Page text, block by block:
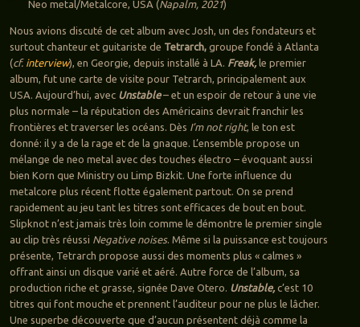
Neo metal/Metalcore, USA (Napalm, 2021)
Nous avions discuté de cet album avec Josh, un des fondateurs et
surtout chanteur et guitariste de Tetrarch,groupe fondé à Atlanta
(cf. interview), en Georgie, depuis installé à LA. Freak,le premier
album, fut une carte de visite pour Tetrarch, principalement aux
USA. Aujourd’hui, avec Unstable– et un espoir de retour à une vie
plus normale – la réputation des Américains devrait franchir les
frontières et traverser les océans. Dès I’m not right, le ton est
donné: il y a de la rage et de la gnaque. L’ensemble propose un
mélange de neo metal avec des touches électro – évoquant aussi
bien Korn que Ministry ou Limp Bizkit. Une forte influence du
metalcore plus récent flotte également partout. On se prend
rapidement au jeu tant les titres sont efficaces de bout en bout.
Slipknot n’est jamais très loin comme le démontre le premier single
au clip très réussi Negative noises. Même si la puissance est toujours
présente, Tetrarch propose aussi des moments plus « calmes »
offrant ainsi un disque varié et aéré. Autre force de l’album, sa
production riche et grasse, signée Dave Otero. Unstable,c’est 10
titres qui font mouche et prennent l’auditeur pour ne plus le lâcher.
Une superbe découverte que d’aucun présentent déjà comme la